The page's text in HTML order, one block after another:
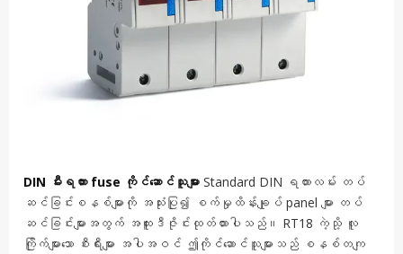
DIN မီးရထား fuse ကိုင်ဆောင်သူများ Standard DIN ရထားလမ်း တပ်
ဆင်ခြင်းစနစ်များကို အသုံးပြု၍ စက်မှုထိန်းချုပ် panel များ တပ်
ဆင်ခြင်းများအတွက် အထူးဒီဇိုင်းထုတ်ထားပါသည်။ RT18 ကဲ့သို့ လူ
ကြိုက်များသော စီးရီးများ အပါအဝင် ဤကိုင်ဆောင်သူများသည် စနစ်တကျ